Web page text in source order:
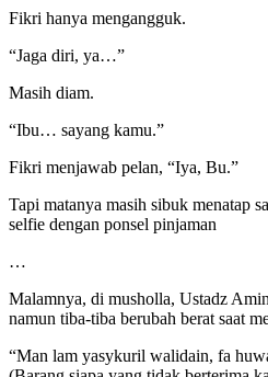
Fikri hanya mengangguk.
“Jaga diri, ya…”
Masih diam.
“Ibu… sayang kamu.”
Fikri menjawab pelan, “Iya, Bu.”
Tapi matanya masih sibuk menatap
selfie dengan ponsel pinjaman
…
Malamnya, di musholla, Ustadz
namun tiba-tiba berubah berat saat
“Man lam yasykuril walidain, fa